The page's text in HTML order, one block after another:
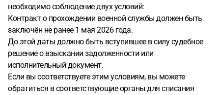
необходимо соблюдение двух условий:
Контракт о прохождении военной службы должен быть
заключён не ранее 1 мая 2026 года.
До этой даты должно быть вступившее в силу судебное
решение о взыскании задолженности или
исполнительный документ.
Если вы соответствуете этим условиям, вы можете
обратиться в соответствующие органы для списания